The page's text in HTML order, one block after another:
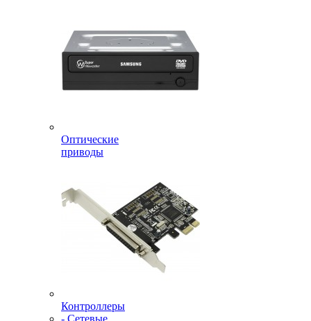
Оптические
приводы
Контроллеры
- Сетевые